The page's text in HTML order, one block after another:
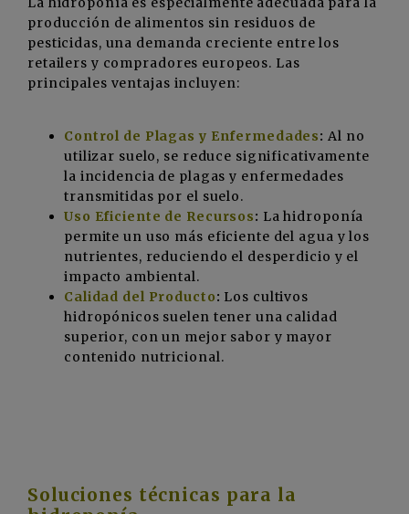
producción de alimentos sin residuos de
pesticidas, una demanda creciente entre los
retailers y compradores europeos. Las
principales ventajas incluyen:
Control de Plagas y Enfermedades: Al no
utilizar suelo, se reduce significativamente
la incidencia de plagas y enfermedades
transmitidas por el suelo.
Uso Eficiente de Recursos: La hidroponía
permite un uso más eficiente del agua y los
nutrientes, reduciendo el desperdicio y el
impacto ambiental.
Calidad del Producto: Los cultivos
hidropónicos suelen tener una calidad
superior, con un mejor sabor y mayor
contenido nutricional.
Soluciones técnicas para la